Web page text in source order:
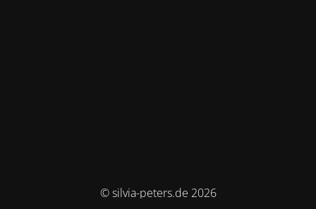
© silvia-peters.de 2026